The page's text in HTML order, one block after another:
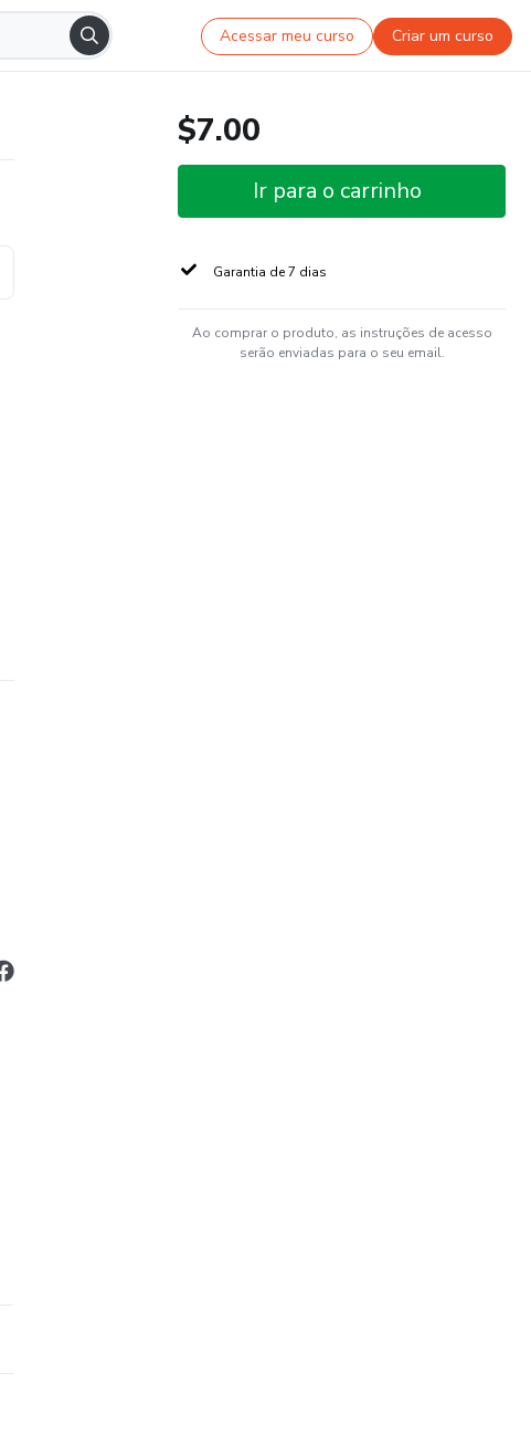
Acessar meu curso Criar um curso
$7.00
Ir para o carrinho
Garantia de 7 dias
Ao comprar o produto, as instruções de acesso
serão enviadas para o seu email.